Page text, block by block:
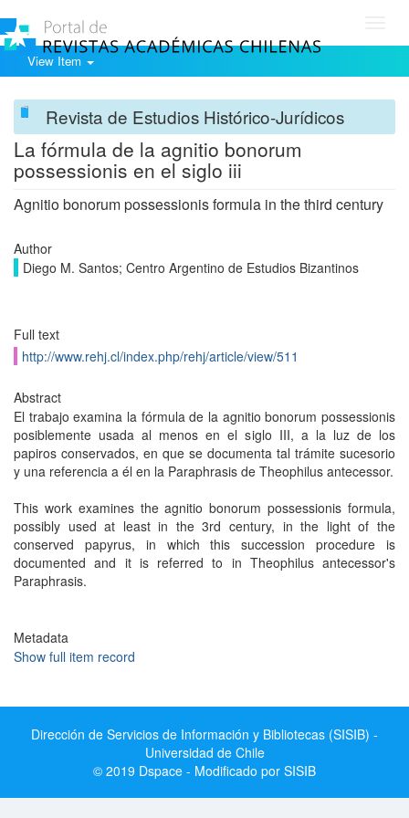
View Item
Revista de Estudios Histórico-Jurídicos
La fórmula de la agnitio bonorum
possessionis en el siglo iii
Agnitio bonorum possessionis formula in the third century
Author
Diego M. Santos; Centro Argentino de Estudios Bizantinos
Full text
http://www.rehj.cl/index.php/rehj/article/view/511
Abstract
El trabajo examina la fórmula de la agnitio bonorum possessionis
posiblemente usada al menos en el siglo III, a la luz de los
papiros conservados, en que se documenta tal trámite sucesorio
y una referencia a él en la Paraphrasis de Theophilus antecessor.
This work examines the agnitio bonorum possessionis formula,
possibly used at least in the 3rd century, in the light of the
conserved papyrus, in which this succession procedure is
documented and it is referred to in Theophilus antecessor's
Paraphrasis.
Metadata
Show full item record
Dirección de Servicios de Información y Bibliotecas (SISIB) -
Universidad de Chile
© 2019 Dspace - Modificado por SISIB